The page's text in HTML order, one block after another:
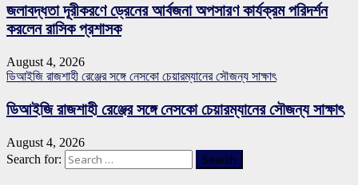
জলাবদ্ধতা দূরীকরণে ড্রেনের আর্বজনা অপসারণ কার্যক্রম পরিদর্শন
করলেন রাসিক প্রশাসক
August 4, 2026
ডিআইজি রাজশাহী রেঞ্জের সঙ্গে নেসকো চেয়ারম্যানের সৌজন্য সাক্ষাৎ
ডিআইজি রাজশাহী রেঞ্জের সঙ্গে নেসকো চেয়ারম্যানের সৌজন্য সাক্ষাৎ
August 4, 2026
Search for: